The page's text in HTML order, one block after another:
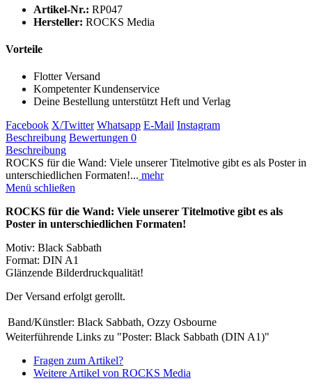
Artikel-Nr.: RP047
Hersteller: ROCKS Media
Vorteile
Flotter Versand
Kompetenter Kundenservice
Deine Bestellung unterstützt Heft und Verlag
Facebook X/Twitter Whatsapp E-Mail Instagram
Beschreibung Bewertungen 0
Beschreibung
ROCKS für die Wand: Viele unserer Titelmotive gibt es als Poster in
unterschiedlichen Formaten!... mehr
Menü schließen
ROCKS für die Wand: Viele unserer Titelmotive gibt es als
Poster in unterschiedlichen Formaten!
Motiv: Black Sabbath
Format: DIN A1
Glänzende Bilderdruckqualität!
Der Versand erfolgt gerollt.
Band/Künstler: Black Sabbath, Ozzy Osbourne
Weiterführende Links zu "Poster: Black Sabbath (DIN A1)"
Fragen zum Artikel?
Weitere Artikel von ROCKS Media